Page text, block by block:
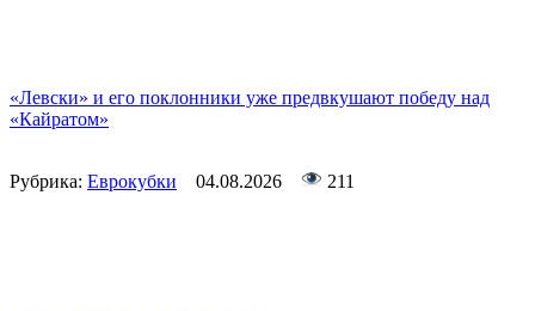
«Левски» и его поклонники уже предвкушают победу над
«Кайратом»
Рубрика: Еврокубки 04.08.2026 211